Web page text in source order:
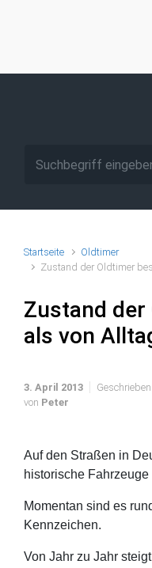
Startseite
Oldtimer
Zustand der Oldtimer
Zustand
als von
3. April 2013
Geschrieben
von Peter
Auf den Straßen in
historische
Momentan sind es
Kennzeichen.
Von Jahr zu Jahr